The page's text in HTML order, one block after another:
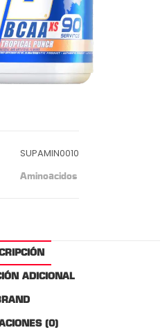
SUPAMIN0010
Aminoacidos
ADICIONAL
(0)